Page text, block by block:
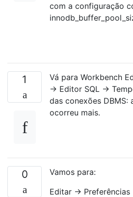
com a configuração
1
Vá para Workbench
→ Editor SQL →
das conexões DBMS:
ocorreu mais.
0
Vamos para:
Editar -> Preferências